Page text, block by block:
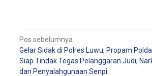
Navigasi
pos
Pos sebelumnya
Gelar Sidak di Polres Luwu, Propam Polda
Siap Tindak Tegas Pelanggaran Judi,
dan Penyalahgunaan Senpi